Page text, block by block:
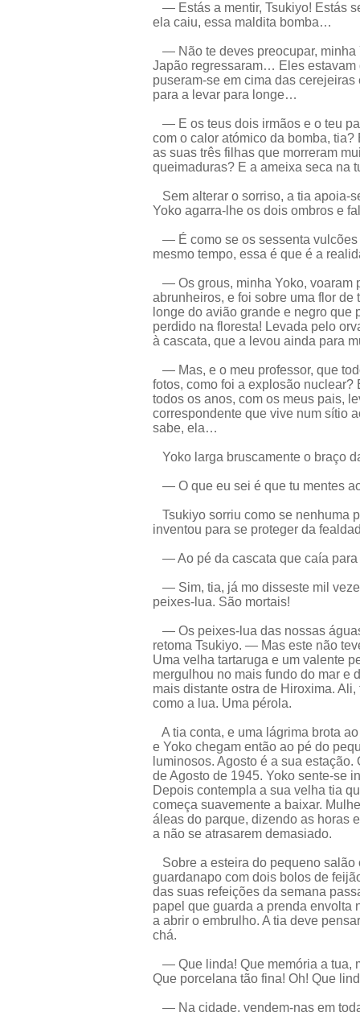
— Estás a mentir, Tsukiyo! Estás
ela caiu, essa maldita bomba…
— Não te deves preocupar, minha
Japão regressaram… Eles estavam
puseram-se em cima das
para a levar para longe…
— E os teus dois irmãos e o teu
com o calor atómico da bomba,
as suas três filhas que morreram
queimaduras? E a ameixa seca na
Sem alterar o sorriso, a tia apoia-
Yoko agarra-lhe os dois ombros e
— É como se os sessenta
mesmo tempo, essa é que é a
— Os grous, minha Yoko, voaram
abrunheiros, e foi sobre uma flor
longe do avião grande e negro
perdido na floresta! Levada pelo
à cascata, que a levou ainda para
— Mas, e o meu professor, que
fotos, como foi a explosão
todos os anos, com os meus pais,
correspondente que vive num sítio
sabe, ela…
Yoko larga bruscamente o braço
— O que eu sei é que tu mentes
Tsukiyo sorriu como se nenhuma
inventou para se proteger da
— Ao pé da cascata que caía para
— Sim, tia, já mo disseste mil
peixes-lua. São mortais!
— Os peixes-lua das nossas
retoma Tsukiyo. — Mas este não
Uma velha tartaruga e um valente
mergulhou no mais fundo do mar e
mais distante ostra de Hiroxima.
como a lua. Uma pérola.
A tia conta, e uma lágrima brota
e Yoko chegam então ao pé do
luminosos. Agosto é a sua
de Agosto de 1945. Yoko sente-se
Depois contempla a sua velha tia
começa suavemente a baixar.
áleas do parque, dizendo as horas
a não se atrasarem demasiado.
Sobre a esteira do pequeno salão
guardanapo com dois bolos de
das suas refeições da semana
papel que guarda a prenda envolta
a abrir o embrulho. A tia deve
chá.
— Que linda! Que memória a tua,
Que porcelana tão fina! Oh! Que
— Na cidade, vendem-nas em